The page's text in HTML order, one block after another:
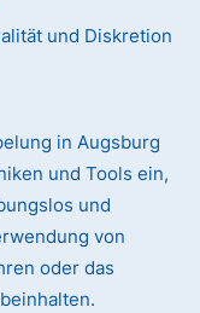
und Diskretion
in Augsburg
und Tools ein,
und
von
oder das